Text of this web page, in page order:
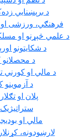
د برېښنايي
فرهنګي، ورزشی او
د علمي څېړنو او
د شکايتونو
د محصلانو
د مالي او کورني
د آزموينو
پلان او
مالي او
لارښودونه،